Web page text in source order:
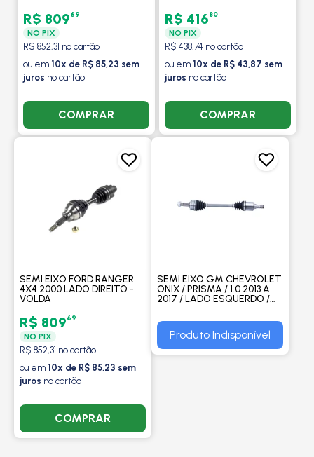
R$ 80969
NO PIX
R$ 852,31 no cartão
ou em 10x de R$ 85,23 sem
juros no cartão
COMPRAR
LADO DIREITO - VOLDA
R$ 41680
NO PIX
R$ 438,74 no cartão
ou em 10x de R$ 43,87 sem
juros no cartão
COMPRAR
SEMI EIXO FORD RANGER
4X4 2000 LADO DIREITO -
VOLDA
R$ 80969
NO PIX
R$ 852,31 no cartão
ou em 10x de R$ 85,23 sem
juros no cartão
COMPRAR
SEMI EIXO GM CHEVROLET
ONIX / PRISMA / 1.0 2013 A
2017 / LADO ESQUERDO /
Produto Indisponível